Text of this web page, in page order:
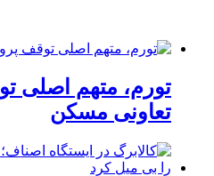
تورم، متهم اصلی
تعاونی مسکن